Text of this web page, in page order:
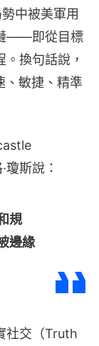
中被美軍用
——即從目標
換句話說，
、敏捷、精準
斯說：
規
邊緣
社交（Truth